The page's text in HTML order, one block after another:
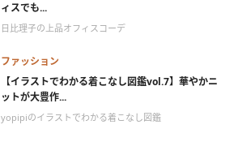
ィスでも...
日比理子の上品オフィスコーデ
ファッション
【イラストでわかる着こなし図鑑vol.7】華やかニ
ットが大豊作...
yopipiのイラストでわかる着こなし図鑑